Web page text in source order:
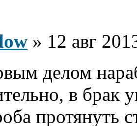
» 12 авг
делом
в брак
протянуть